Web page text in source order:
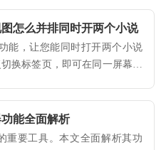
怎么并排同时开两个小说
能，让您能同时打开两个小说
换标签页，即可在同一屏幕上
能全面解析
重要工具。本文全面解析其功